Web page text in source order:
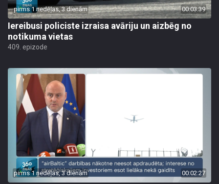
pirms 1 nedēļas, 3 dienām 00:03:39
Iereibusi policiste izraisa avāriju un aizbēg no
notikuma vietas
409. epizode
pirms 1 nedēļas, 3 dienām 00:02:27